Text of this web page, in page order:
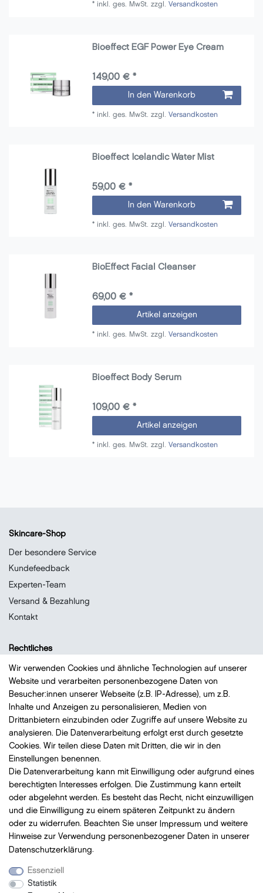
* inkl. ges. MwSt. zzgl.Versandkosten
Bioeffect EGF Power Eye Cream
149,00 € *
In den Warenkorb
* inkl. ges. MwSt. zzgl.Versandkosten
Bioeffect Icelandic Water Mist
59,00 € *
In den Warenkorb
* inkl. ges. MwSt. zzgl.Versandkosten
BioEffect Facial Cleanser
69,00 € *
Artikel anzeigen
* inkl. ges. MwSt. zzgl. Versandkosten
Bioeffect Body Serum
109,00 € *
Artikel anzeigen
* inkl. ges. MwSt. zzgl.Versandkosten
Skincare-Shop
Der besondere Service
Kundefeedback
Experten-Team
Versand & Bezahlung
Kontakt
Rechtliches
Datenschutz
Impressum
Widerrufsrecht
AGB
Bezahlung mit VISA, MasterCard, Vorauskasse, PayPal
Versandmit DHL
Wir verwenden Cookies und ähnliche Technologien auf unserer
Website und verarbeiten personenbezogene Daten von
Besucher:innen unserer Webseite (z.B. IP-Adresse), um z.B.
Inhalte und Anzeigen zu personalisieren, Medien von
Drittanbietern einzubinden oder Zugriffe auf unsere Website zu
analysieren. Die Datenverarbeitung erfolgt erst durch gesetzte
Cookies. Wir teilen diese Daten mit Dritten, die wir in den
Einstellungen benennen.
Die Datenverarbeitung kann mit Einwilligung oder aufgrund eines
berechtigten Interesses erfolgen. Die Zustimmung kann erteilt
oder abgelehnt werden. Es besteht das Recht, nicht einzuwilligen
und die Einwilligung zu einem späteren Zeitpunkt zu ändern
oder zu widerrufen. Beachten Sie unser
Impressum und weitere
Hinweise zur Verwendung personenbezogener Daten in unserer
Daten­schutz­erklärung.
Essenziell
Statistik